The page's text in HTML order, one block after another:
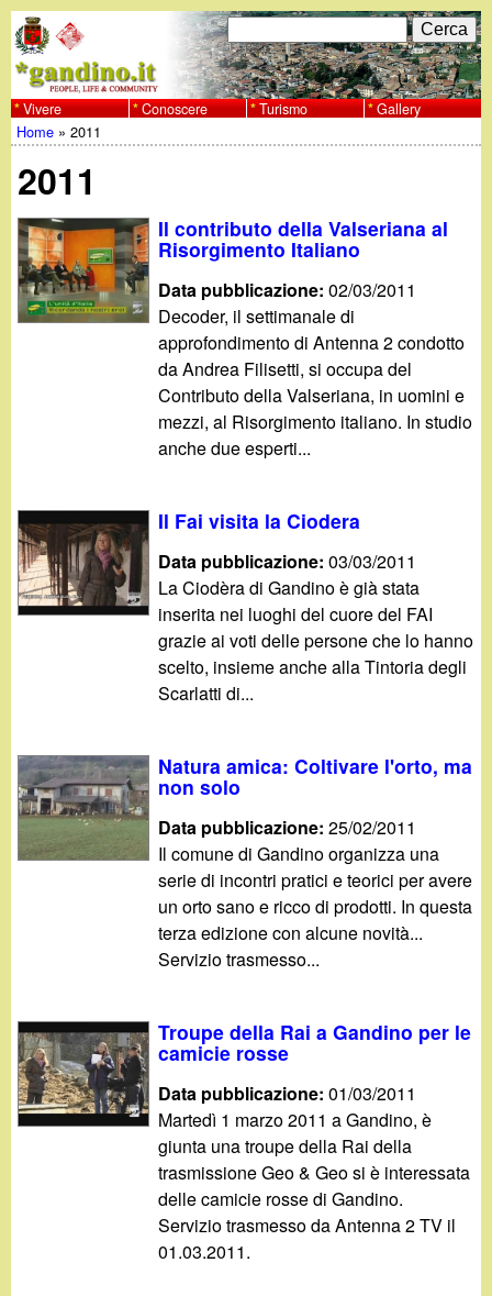
al
contenuto
w
w
w
.
g
i
n
i
t
F
o
r
d
i
r
i
c
e
c
a
C
e
r
c
Vivere Conoscere Turismo Gallery
Tu
sei
qui
Home »2011
2011
Il contributo della Valseriana al
Risorgimento Italiano
Data pubblicazione:02/03/2011
Decoder, il settimanale di
approfondimento di Antenna 2 condotto
da Andrea Filisetti, si occupa del
Contributo della Valseriana, in uomini e
mezzi, al Risorgimento italiano. In studio
anche due esperti...
Il Fai visita la Ciodera
Data pubblicazione:03/03/2011
La Ciodèra di Gandino è già stata
inserita nei luoghi del cuore del FAI
grazie ai voti delle persone che lo hanno
scelto, insieme anche alla Tintoria degli
Scarlatti di...
Natura amica: Coltivare l'orto, ma
non solo
Data pubblicazione:25/02/2011
Il comune di Gandino organizza una
serie di incontri pratici e teorici per avere
un orto sano e ricco di prodotti. In questa
terza edizione con alcune novità...
Servizio trasmesso...
Troupe della Rai a Gandino per le
camicie rosse
Data pubblicazione:01/03/2011
Martedì 1 marzo 2011 a Gandino, è
giunta una troupe della Rai della
trasmissione Geo & Geo si è interessata
delle camicie rosse di Gandino.
Servizio trasmesso da Antenna 2 TV il
01.03.2011.